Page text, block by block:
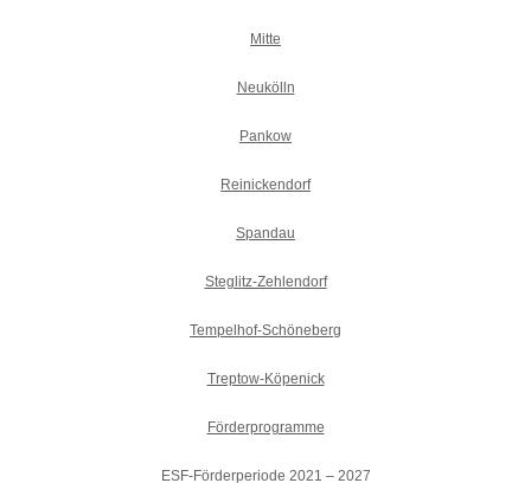
Mitte
Neukölln
Pankow
Reinickendorf
Spandau
Steglitz-Zehlendorf
Tempelhof-Schöneberg
Treptow-Köpenick
Förderprogramme
ESF-Förderperiode 2021 – 2027